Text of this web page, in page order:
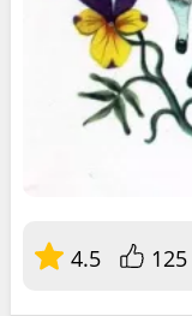
4.5 125